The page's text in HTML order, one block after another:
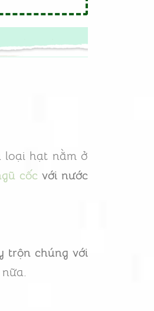
loại hạt nằm ở
cốc với nước
trộn chúng với